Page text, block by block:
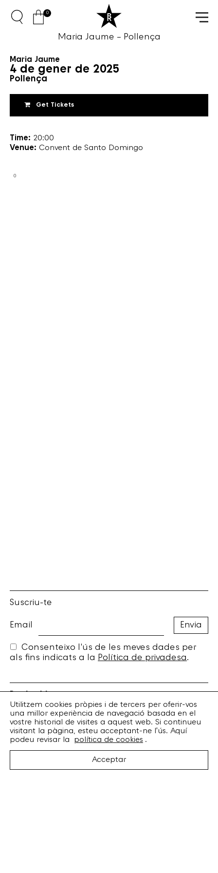
Maria Jaume – Pollença
0
Maria Jaume
4 de gener de 2025
Pollença
Get Tickets
Time: 20:00
Venue: Convent de Santo Domingo
0
Suscriu-te
Email
Consenteixo l'ús de les meves dades per
als fins indicats a la Política de privadesa.
Torrent de l’Olla, 203 Local 1
08012 Barcelona
+34 932 070 164
bankrobber@bankrobber.net
Utilitzem cookies pròpies i de tercers per oferir-vos
una millor experiència de navegació basada en el
vostre historial de visites a aquest web. Si continueu
visitant la pàgina, esteu acceptant-ne l'ús. Aquí
podeu revisar la
política de cookies .
Acceptar